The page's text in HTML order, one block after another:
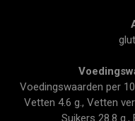
Voedingswaarden per
Vetten 4.6 g., Vetten
Suikers 28.8 g.,